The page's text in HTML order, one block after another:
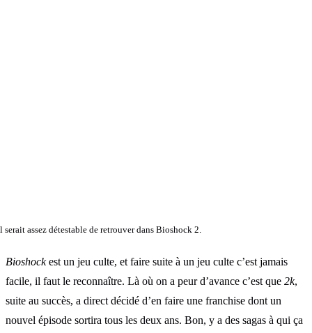
assez détestable de retrouver dans Bioshock 2.
Bioshockest un jeu culte, et faire suite à un jeu culte c’est jamais
facile, il faut le reconnaître. Là où on a peur d’avance c’est que 2k,
suite au succès, a direct décidé d’en faire une franchise dont un
nouvel épisode sortira tous les deux ans. Bon, y a des sagas à qui ça